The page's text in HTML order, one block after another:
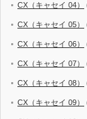
CX（キャセイ 04）
CX（キャセイ 05）
CX（キャセイ 06）
CX（キャセイ 07）
CX（キャセイ 08）
CX（キャセイ 09）